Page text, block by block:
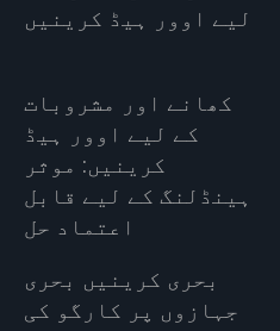
لیے اوور ہیڈ کرینیں
کھانے اور مشروبات
کے لیے اوور ہیڈ
کرینیں: موثر
ہینڈلنگ کے لیے قابل
اعتماد حل
بحری کرینیں بحری
جہازوں پر کارگو کی